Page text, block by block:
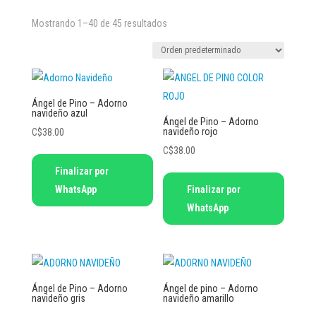
Mostrando 1–40 de 45 resultados
Ángel de Pino – Adorno
navideño azul
C$38.00
Finalizar por
WhatsApp
Ángel de Pino – Adorno
navideño rojo
C$38.00
Finalizar por
WhatsApp
Ángel de Pino – Adorno
navideño gris
Ángel de pino – Adorno
navideño amarillo